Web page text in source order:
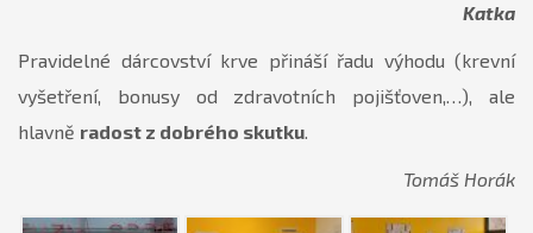
Katka
Pravidelné dárcovství krve přináší řadu výhodu (krevní
vyšetření, bonusy od zdravotních pojišťoven,…), ale
hlavně radost z dobrého skutku.
Tomáš Horák